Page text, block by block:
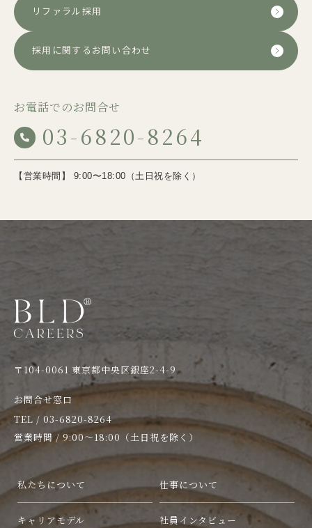
リファラル採用
採用に関するお問い合わせ
お電話でのお問合せ
03-6820-8264
【営業時間】 9:00〜18:00（土日祝を除く）
〒104-0061 東京都中央区銀座2-4-9
お問合せ窓口
TEL / 03-6820-8264
営業時間 / 9:00〜18:00（土日祝を除く）
私たちについて 仕事について
キャリアモデル 社員インタビュー